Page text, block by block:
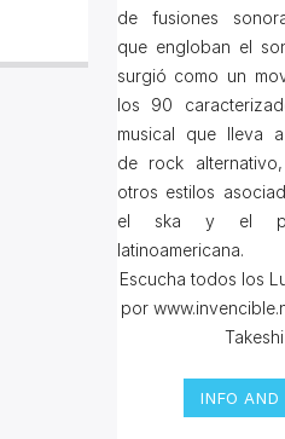
de fusiones
que engloban el
surgió como un
los 90
musical que lleva
de rock
otros estilos
el ska y el
latinoamericana.
Escucha todos los
por
INFO AND